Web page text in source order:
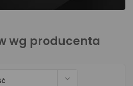
wg producenta
